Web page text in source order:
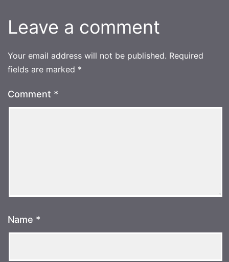
Leave a comment
Your email address will not be published. Required
fields are marked *
Comment *
Name *